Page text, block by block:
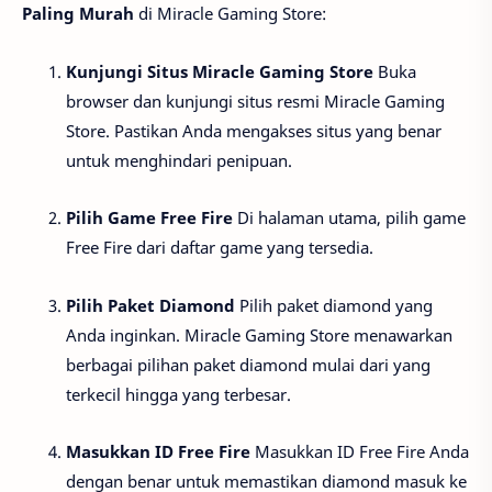
Paling Murah di Miracle Gaming Store:
Kunjungi Situs Miracle Gaming Store Buka
browser dan kunjungi situs resmi Miracle Gaming
Store. Pastikan Anda mengakses situs yang benar
untuk menghindari penipuan.
Pilih Game Free Fire Di halaman utama, pilih game
Free Fire dari daftar game yang tersedia.
Pilih Paket Diamond Pilih paket diamond yang
Anda inginkan. Miracle Gaming Store menawarkan
berbagai pilihan paket diamond mulai dari yang
terkecil hingga yang terbesar.
Masukkan ID Free Fire Masukkan ID Free Fire Anda
dengan benar untuk memastikan diamond masuk ke